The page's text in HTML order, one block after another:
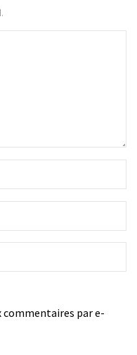
commentaires par e-